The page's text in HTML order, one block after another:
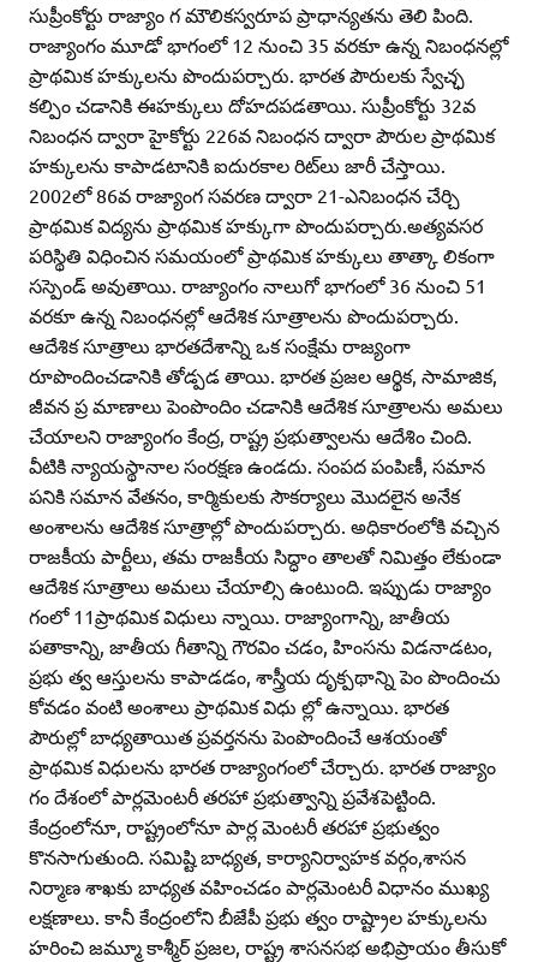
సుప్రీంకోర్టు రాజ్యాం గ మౌలికస్వరూప ప్రాధాన్యతను తెలి పింది.
రాజ్యాంగం మూడో భాగంలో 12 నుంచి 35 వరకూ ఉన్న నిబంధనల్లో
ప్రాథమిక హక్కులను పొందుపర్చారు. భారత పౌరులకు స్వేచ్ఛ
కల్పిం చడానికి ఈహక్కులు దోహదపడతాయి. సుప్రీంకోర్టు 32వ
నిబంధన ద్వారా హైకోర్టు 226వ నిబంధన ద్వారా పౌరుల ప్రాథమిక
హక్కులను కాపాడటానికి ఐదురకాల రిట్‌లు జారీ చేస్తాయి.
2002లో 86వ రాజ్యాంగ సవరణ ద్వారా 21-ఎనిబంధన చేర్చి
ప్రాథమిక విద్యను ప్రాథమిక హక్కుగా పొందుపర్చారు.అత్యవసర
పరిస్థితి విధించిన సమయంలో ప్రాథమిక హక్కులు తాత్కా లికంగా
సస్పెండ్‌ అవుతాయి. రాజ్యాంగం నాలుగో భాగంలో 36 నుంచి 51
వరకూ ఉన్న నిబంధనల్లో ఆదేశిక సూత్రాలను పొందుపర్చారు.
ఆదేశిక సూత్రాలు భారతదేశాన్ని ఒక సంక్షేమ రాజ్యంగా
రూపొందించడానికి తోడ్పడ తాయి. భారత ప్రజల ఆర్థిక, సామాజిక,
జీవన ప్ర మాణాలు పెంపొందిం చడానికి ఆదేశిక సూత్రాలను అమలు
చేయాలని రాజ్యాంగం కేంద్ర, రాష్ట్ర ప్రభుత్వాలను ఆదేశిం చింది.
వీటికి న్యాయస్థానాల సంరక్షణ ఉండదు. సంపద పంపిణీ, సమాన
పనికి సమాన వేతనం, కార్మికులకు సౌకర్యాలు మొదలైన అనేక
అంశాలను ఆదేశిక సూత్రాల్లో పొందుపర్చారు. అధికారంలోకి వచ్చిన
రాజకీయ పార్టీలు, తమ రాజకీయ సిద్ధాం తాలతో నిమిత్తం లేకుండా
ఆదేశిక సూత్రాలు అమలు చేయాల్సి ఉంటుంది. ఇప్పుడు రాజ్యాం
గంలో 11ప్రాథమిక విధులు న్నాయి. రాజ్యాంగాన్ని, జాతీయ
పతాకాన్ని, జాతీయ గీతాన్ని గౌరవిం చడం, హింసను విడనాడటం,
ప్రభు త్వ ఆస్తులను కాపాడడం, శాస్త్రీయ దృక్పథాన్ని పెం పొందించు
కోవడం వంటి అంశాలు ప్రాథమిక విధు ల్లో ఉన్నాయి. భారత
పౌరుల్లో బాధ్యతాయిత ప్రవర్తనను పెంపొందించే ఆశయంతో
ప్రాథమిక విధులను భారత రాజ్యాంగంలో చేర్చారు. భారత రాజ్యాం
గం దేశంలో పార్లమెంటరీ తరహా ప్రభుత్వాన్ని ప్రవేశపెట్టింది.
కేంద్రంలోనూ, రాష్ట్రంలోనూ పార్ల మెంటరీ తరహా ప్రభుత్వం
కొనసాగుతుంది. సమిష్టి బాధ్యత, కార్యానిర్వాహక వర్గం,శాసన
నిర్మాణ శాఖకు బాధ్యత వహించడం పార్లమెంటరీ విధానం ముఖ్య
లక్షణాలు. కానీ కేంద్రంలోని బీజేపీ ప్రభు త్వం రాష్ట్రాల హక్కులను
హరించి జమ్మూ కాశ్మీర్‌ ప్రజల, రాష్ట్ర శాసనసభ అభిప్రాయం తీసుకో